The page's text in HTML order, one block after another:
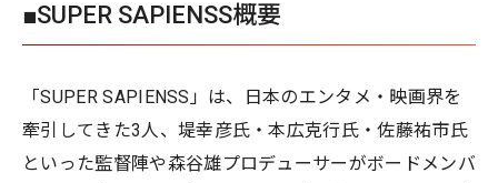
■SUPER SAPIENSS概要
「SUPER SAPIENSS」は、日本のエンタメ・映画界を
牽引してきた3人、堤幸彦氏・本広克行氏・佐藤祐市氏
といった監督陣や森谷雄プロデューサーがボードメンバ